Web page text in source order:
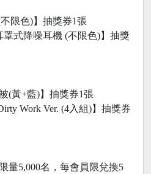
不限色)】抽獎券1張
罩式降噪耳機 (不限色)】抽獎
(黃+藍)】抽獎券1張
Work Ver. (4入組)】抽獎券
量5,000名，每會員限兌換5